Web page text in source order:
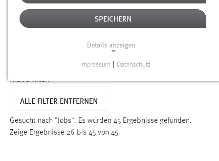
Alter
Aktive Filter:
ALLE FILTER ENTFERNEN
Gesucht nach "Jobs". Es wurden 45 Ergebnisse gefunden.
Zeige Ergebnisse 26 bis 45 von 45.
SPEICHERN
Details anzeigen
Funktionen und sind für die einwandfreie Funktion der
Einverständnis
Impressum Datenschutz